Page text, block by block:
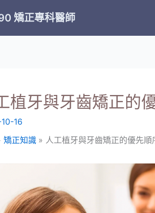
矯正專科醫師
植牙與牙齒矯正的
16
矯正知識 人工植牙與牙齒矯正的優先順